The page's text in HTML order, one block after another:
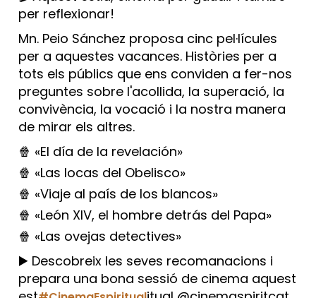
per reflexionar!
Mn. Peio Sánchez proposa cinc pel·lícules
per a aquestes vacances. Històries per a
tots els públics que ens conviden a fer-nos
preguntes sobre l'acollida, la superació, la
convivència, la vocació i la nostra manera
de mirar els altres.
🍿 «El día de la revelación»
🍿 «Las locas del Obelisco»
🍿 «Viaje al país de los blancos»
🍿 «León XIV, el hombre detrás del Papa»
🍿 «Las ovejas detectives»
▶️ Descobreix les seves recomanacions i
prepara una bona sessió de cinema aquest
est#CinemaEspiritualitual @cinemaspiritcat